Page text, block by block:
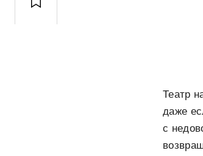
Театр
даже
с